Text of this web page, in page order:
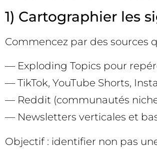
1) Cartographier les
Commencez par des sources
— Exploding Topics pour
— TikTok, YouTube Shorts,
— Reddit (communautés
— Newsletters verticales et
Objectif : identifier non pas